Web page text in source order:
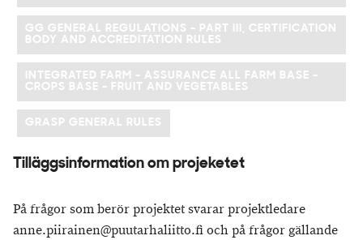
GG GENERAL REGULATIONS - PART III, CERTIFICATION
BODY AND ACCREDITATION RULES
INTEGRATED FARM - ASSURANCE ALL FARM BASE -
CROPS BASE - FRUIT AND VEGETABLES
GRASP GENERAL RULES
Tilläggsinformation om projeketet
På frågor som berör projektet svarar projektledare
anne.piirainen@puutarhaliitto.fi och på frågor gällande